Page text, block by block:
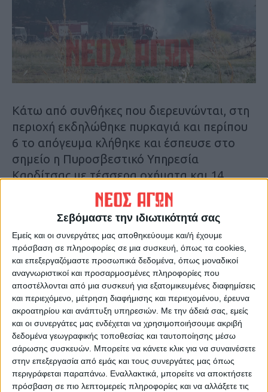
Σεβόμαστε την ιδιωτικότητά σας
Εμείς και οι συνεργάτες μας αποθηκεύουμε και/ή έχουμε
πρόσβαση σε πληροφορίες σε μια συσκευή, όπως τα cookies,
και επεξεργαζόμαστε προσωπικά δεδομένα, όπως μοναδικοί
αναγνωριστικοί και προσαρμοσμένες πληροφορίες που
αποστέλλονται από μια συσκευή για εξατομικευμένες διαφημίσεις
και περιεχόμενο, μέτρηση διαφήμισης και περιεχομένου, έρευνα
ακροατηρίου και ανάπτυξη υπηρεσιών. Με την άδειά σας, εμείς
και οι συνεργάτες μας ενδέχεται να χρησιμοποιήσουμε ακριβή
δεδομένα γεωγραφικής τοποθεσίας και ταυτοποίησης μέσω
σάρωσης συσκευών. Μπορείτε να κάνετε κλικ για να συναινέσετε
στην επεξεργασία από εμάς και τους συνεργάτες μας όπως
περιγράφεται παραπάνω. Εναλλακτικά, μπορείτε να αποκτήσετε
πρόσβαση σε πιο λεπτομερείς πληροφορίες και να αλλάξετε τις
Κάτω από συνθήκες που διερευνώνται, στη
περιοχή εκδηλώθηκε πυρκαγιά και περίπου
6 το απόγευμα κλήθηκε και έσπευσε στο
σημείο η Πυροσβεστικό Υπηρεσία
Καρδίτσας με τέσσερα οχήματα και 14
Οι πυροσβέστες με κατάλληλους χειρισμούς
κατάφεραν να θέσουν τη φωτιά υπό έλεγχο
προτού γίνει πιο απειλητική για το δασύλλιο
και έναν παλιό επαγγελματικό χώρο στον
οποίο υπήρχαν μηχανήματα. Μάλιστα
κάηκαν κάποια λάστιχα που υπήρχαν στο
χώρο.
Στο σημείο έσπευσε από την πρώτη στιγμή
και η Πρόεδρος της Κοινότητας Κωνσταντία
Κρανιώτου- Παπαντώνη, ενώ στην